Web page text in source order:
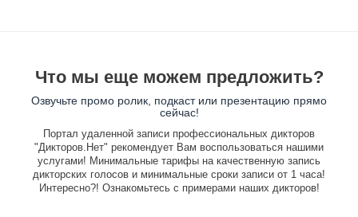
Что мы еще можем предложить?
Озвучьте промо ролик, подкаст или презентацию прямо
сейчас!
Портал удаленной записи профессиональных дикторов
"Дикторов.Нет" рекомендует Вам воспользоваться нашими
услугами! Минимальные тарифы на качественную запись
дикторских голосов и минимальные сроки записи от 1 часа!
Интересно?! Ознакомьтесь с примерами наших дикторов!